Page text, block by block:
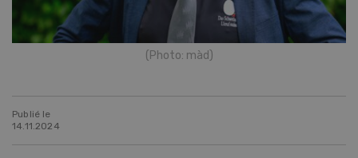
(Photo: màd)
Publié le
14.11.2024